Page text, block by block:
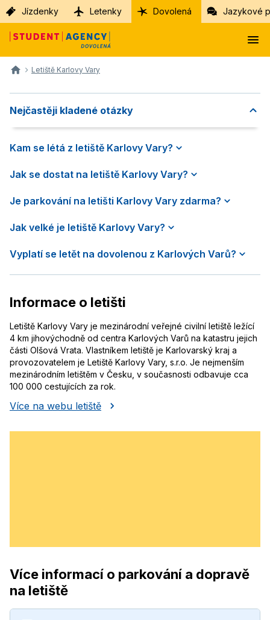
Jízdenky Letenky Dovolená Jazykové
Letiště Karlovy Vary
Nejčastěji kladené otázky
Kam se létá z letiště Karlovy Vary?
Jak se dostat na letiště Karlovy Vary?
Je parkování na letišti Karlovy Vary zdarma?
Jak velké je letiště Karlovy Vary?
Vyplatí se letět na dovolenou z Karlových Varů?
Informace o letišti
Letiště Karlovy Vary je mezinárodní veřejné civilní letiště ležící
4 km jihovýchodně od centra Karlových Varů na katastru jejich
části Olšová Vrata. Vlastníkem letiště je Karlovarský kraj a
provozovatelem je Letiště Karlovy Vary, s.r.o. Je nejmenším
mezinárodním letištěm v Česku, v současnosti odbavuje cca
100 000 cestujících za rok.
Více na webu letiště
Více informací o parkování a dopravě
na letiště